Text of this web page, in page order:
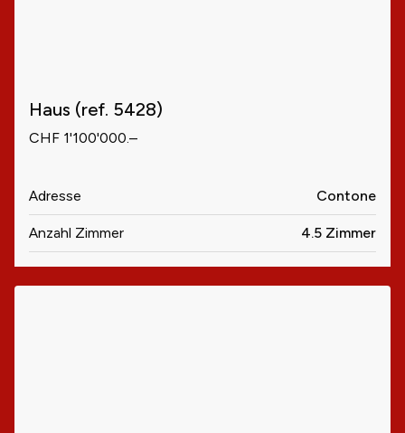
Haus (ref. 5428)
CHF 1'100'000.–
Adresse Contone
Anzahl Zimmer 4.5 Zimmer